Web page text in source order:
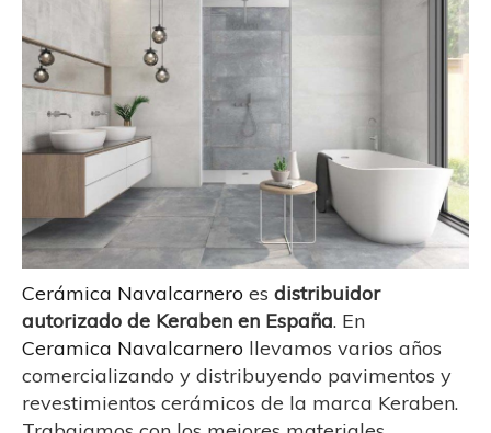
Cerámica Navalcarnero es distribuidor
autorizado de Keraben en España. En
Ceramica Navalcarnero llevamos varios años
comercializando y distribuyendo pavimentos y
revestimientos cerámicos de la marca Keraben.